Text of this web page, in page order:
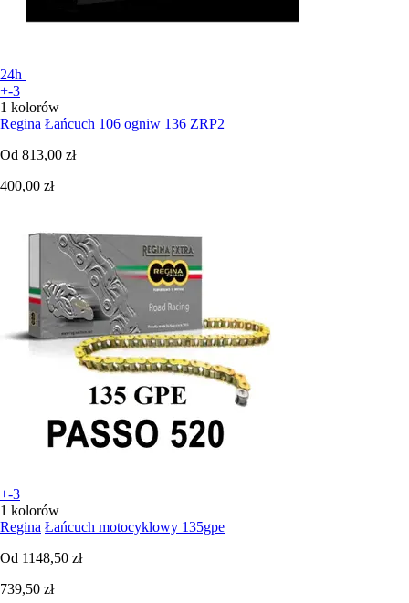
24h
+-3
1 kolorów
Regina Łańcuch 106 ogniw 136 ZRP2
Od 813,00 zł
400,00 zł
+-3
1 kolorów
Regina Łańcuch motocyklowy 135gpe
Od 1148,50 zł
739,50 zł